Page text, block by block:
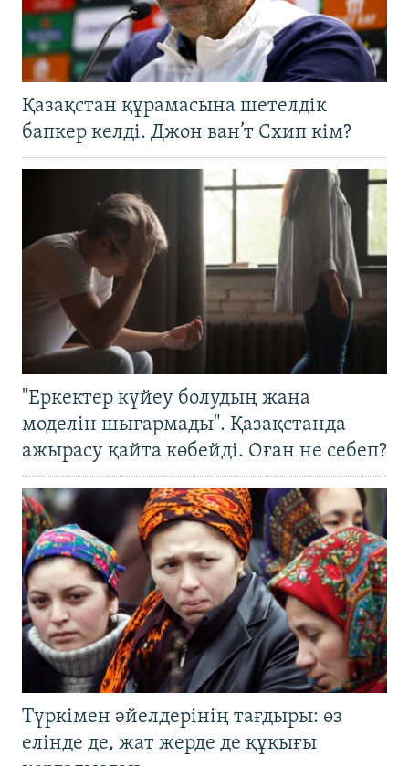
Қазақстан құрамасына шетелдік
бапкер келді. Джон ван’т Схип кім?
"Еркектер күйеу болудың жаңа
моделін шығармады". Қазақстанда
ажырасу қайта көбейді. Оған не себеп?
Түркімен әйелдерінің тағдыры: өз
елінде де, жат жерде де құқығы